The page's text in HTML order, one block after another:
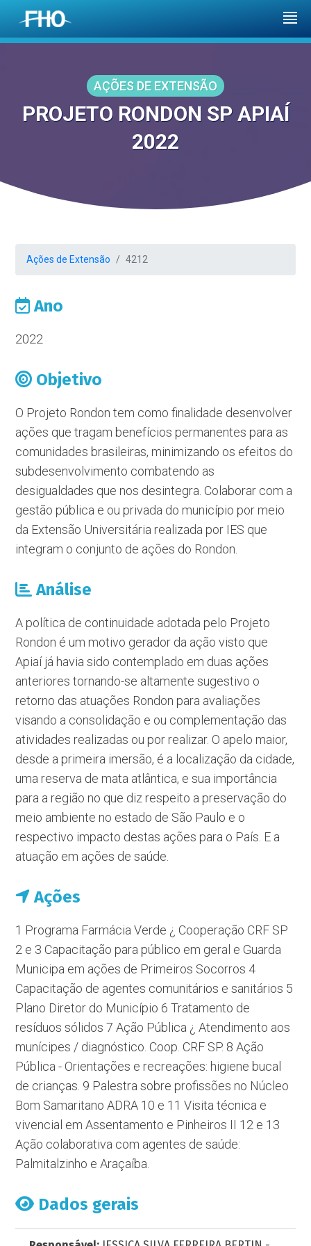
AÇÕES DE EXTENSÃO
PROJETO RONDON SP APIAÍ
2022
Ações de Extensão 4212
Ano
2022
Objetivo
O Projeto Rondon tem como finalidade desenvolver
ações que tragam benefícios permanentes para as
comunidades brasileiras, minimizando os efeitos do
subdesenvolvimento combatendo as
desigualdades que nos desintegra. Colaborar com a
gestão pública e ou privada do município por meio
da Extensão Universitária realizada por IES que
integram o conjunto de ações do Rondon.
Análise
A política de continuidade adotada pelo Projeto
Rondon é um motivo gerador da ação visto que
Apiaí já havia sido contemplado em duas ações
anteriores tornando-se altamente sugestivo o
retorno das atuações Rondon para avaliações
visando a consolidação e ou complementação das
atividades realizadas ou por realizar. O apelo maior,
desde a primeira imersão, é a localização da cidade,
uma reserva de mata atlântica, e sua importância
para a região no que diz respeito a preservação do
meio ambiente no estado de São Paulo e o
respectivo impacto destas ações para o País. E a
atuação em ações de saúde.
Ações
1 Programa Farmácia Verde ¿ Cooperação CRF SP
2 e 3 Capacitação para público em geral e Guarda
Municipa em ações de Primeiros Socorros 4
Capacitação de agentes comunitários e sanitários 5
Plano Diretor do Município 6 Tratamento de
resíduos sólidos 7 Ação Pública ¿ Atendimento aos
munícipes / diagnóstico. Coop. CRF SP. 8 Ação
Pública - Orientações e recreações: higiene bucal
de crianças. 9 Palestra sobre profissões no Núcleo
Bom Samaritano ADRA 10 e 11 Visita técnica e
vivencial em Assentamento e Pinheiros II 12 e 13
Ação colaborativa com agentes de saúde:
Palmitalzinho e Araçaíba.
Dados gerais